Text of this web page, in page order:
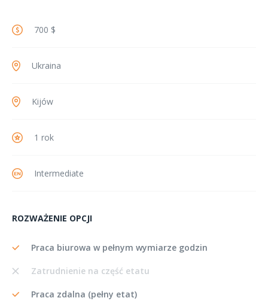
700 $
Ukraina
Kijów
1 rok
Intermediate
ROZWAŻENIE OPCJI
Praca biurowa w pełnym wymiarze godzin
Zatrudnienie na część etatu
Praca zdalna (pełny etat)